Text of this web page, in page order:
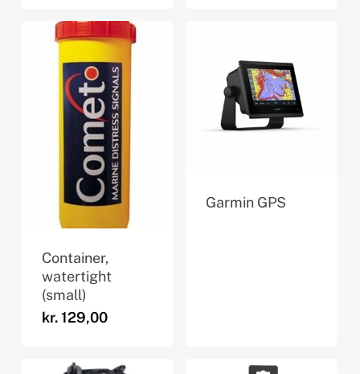
Container,
watertight
(small)
kr.129,00
Garmin GPS